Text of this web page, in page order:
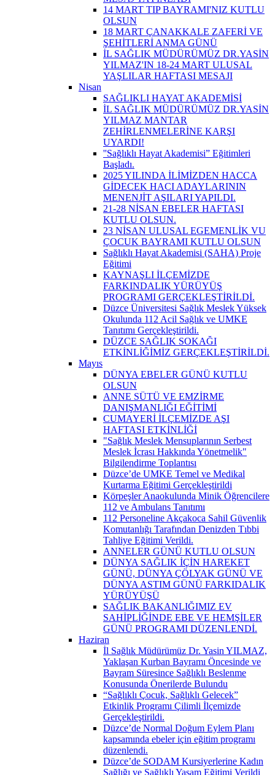
14 MART TIP BAYRAMI'NIZ KUTLU
OLSUN
18 MART ÇANAKKALE ZAFERİ VE
ŞEHİTLERİ ANMA GÜNÜ
İL SAĞLIK MÜDÜRÜMÜZ DR.YASİN
YILMAZ'IN 18-24 MART ULUSAL
YAŞLILAR HAFTASI MESAJI
Nisan
SAĞLIKLI HAYAT AKADEMİSİ
İL SAĞLIK MÜDÜRÜMÜZ DR.YASİN
YILMAZ MANTAR
ZEHİRLENMELERİNE KARŞI
UYARDI!
''Sağlıklı Hayat Akademisi” Eğitimleri
Başladı.
2025 YILINDA İLİMİZDEN HACCA
GİDECEK HACI ADAYLARININ
MENENJİT AŞILARI YAPILDI.
21-28 NİSAN EBELER HAFTASI
KUTLU OLSUN.
23 NİSAN ULUSAL EGEMENLİK VU
ÇOCUK BAYRAMI KUTLU OLSUN
Sağlıklı Hayat Akademisi (SAHA) Proje
Eğitimi
KAYNAŞLI İLÇEMİZDE
FARKINDALIK YÜRÜYÜŞ
PROGRAMI GERÇEKLEŞTİRİLDİ.
Düzce Üniversitesi Sağlık Meslek Yüksek
Okulunda 112 Acil Sağlık ve UMKE
Tanıtımı Gerçekleştirildi.
DÜZCE SAĞLIK SOKAĞI
ETKİNLİĞİMİZ GERÇEKLEŞTİRİLDİ.
Mayıs
DÜNYA EBELER GÜNÜ KUTLU
OLSUN
ANNE SÜTÜ VE EMZİRME
DANIŞMANLIĞI EĞİTİMİ
CUMAYERİ İLÇEMİZDE AŞI
HAFTASI ETKİNLİĞİ
"Sağlık Meslek Mensuplarının Serbest
Meslek İcrası Hakkında Yönetmelik"
Bilgilendirme Toplantısı
Düzce’de UMKE Temel ve Medikal
Kurtarma Eğitimi Gerçekleştirildi
Körpeşler Anaokulunda Minik Öğrencilere
112 ve Ambulans Tanıtımı
112 Personeline Akçakoca Sahil Güvenlik
Komutanlığı Tarafından Denizden Tıbbi
Tahliye Eğitimi Verildi.
ANNELER GÜNÜ KUTLU OLSUN
DÜNYA SAĞLIK İÇİN HAREKET
GÜNÜ, DÜNYA ÇÖLYAK GÜNÜ VE
DÜNYA ASTIM GÜNÜ FARKIDALIK
YÜRÜYÜŞÜ
SAĞLIK BAKANLIĞIMIZ EV
SAHİPLİĞİNDE EBE VE HEMŞİLER
GÜNÜ PROGRAMI DÜZENLENDİ.
Haziran
İl Sağlık Müdürümüz Dr. Yasin YILMAZ,
Yaklaşan Kurban Bayramı Öncesinde ve
Bayram Süresince Sağlıklı Beslenme
Konusunda Önerilerde Bulundu
“Sağlıklı Çocuk, Sağlıklı Gelecek”
Etkinlik Programı Çilimli İlçemizde
Gerçekleştirildi.
Düzce’de Normal Doğum Eylem Planı
kapsamında ebeler için eğitim programı
düzenlendi.
Düzce’de SODAM Kursiyerlerine Kadın
Sağlığı ve Sağlıklı Yaşam Eğitimi Verildi